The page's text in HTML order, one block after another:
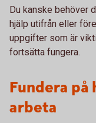
Du kanske behöver
hjälp utifrån eller
uppgifter som är
fortsätta fungera.
Fundera
arbeta